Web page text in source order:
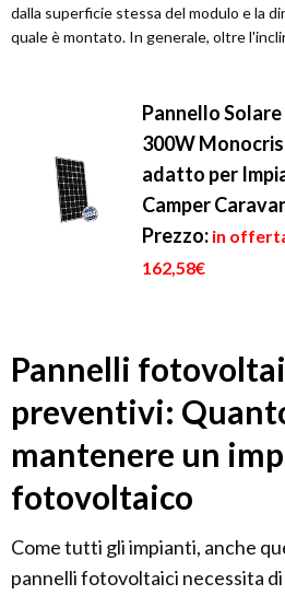
dalla superficie stessa del modulo e la
quale è montato. In generale, oltre
Pannello
300W
adatto per
Camper
Prezzo: in
162,58€
Pannelli
preventivi:
mantenere un
fotovoltaico
Come tutti gli impianti, anche
pannelli fotovoltaici necessita